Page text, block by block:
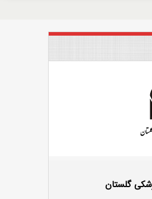
گلستان